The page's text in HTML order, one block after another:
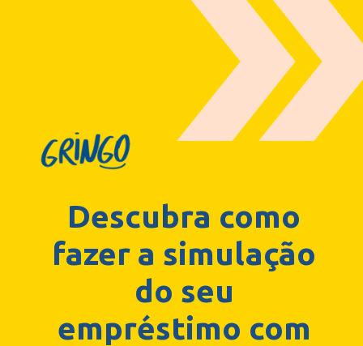
Descubra como
fazer a simulação
do seu
empréstimo com